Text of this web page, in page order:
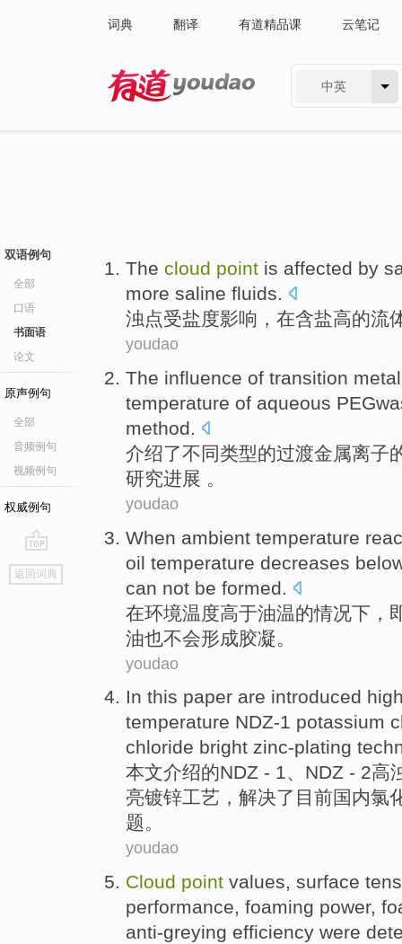
词典 翻译 有道精品课 云笔记
中英
双语例句
全部
口语
书面语
论文
原声例句
全部
音频例句
视频例句
权威例句
go
top
返回词典
The cloud point is affected by
more saline fluids.
浊点受盐度影响， 在含盐高的流
youdao
The influence of transition metal
temperature of aqueous
method.
介绍了不同类型的过渡金属离子
研究进展 。
youdao
When ambient temperature
oil temperature decreases
can not be formed
在环境温度高于油温的情况下，
油也不会形成胶凝。
youdao
In this paper are introduced
temperature NDZ-1 potassium
chloride bright zinc-plating
本文介绍的NDZ - 1、NDZ - 2高
亮镀锌工艺 ，解决了目前国内氯
题。
youdao
Cloud point values, surface
performance, foaming power,
anti-greying efficiency were